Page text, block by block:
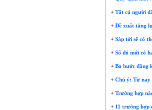
+ Tất cả người
+ Đề xuất tăng
+ Sắp tới sẽ có
+ Sổ đỏ mới có
+ Ba bước đăng
+ Chú ý: Từ nay
+ Trường hợp
+ 11 trường hợp